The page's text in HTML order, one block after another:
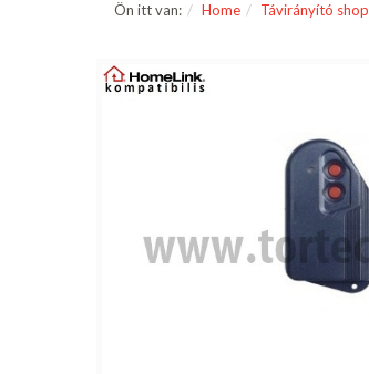
Ön itt van: Home Távirányító shop